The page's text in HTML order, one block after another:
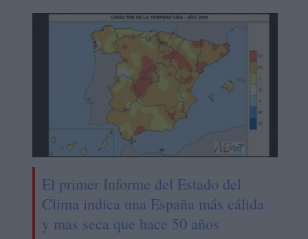
El primer Informe del Estado del
Clima indica una España más cálida
y mas seca que hace 50 años